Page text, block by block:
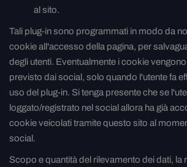
al sito.
Tali plug-in sono programmati in modo da
cookie all'accesso della pagina, per
degli utenti. Eventualmente i cookie
previsto dai social, solo quando l'utente fa
uso del plug-in. Si tenga presente che se
loggato/registrato nel social allora ha già
cookie veicolati tramite questo sito al
social.
Scopo e quantità del rilevamento dei dati, la